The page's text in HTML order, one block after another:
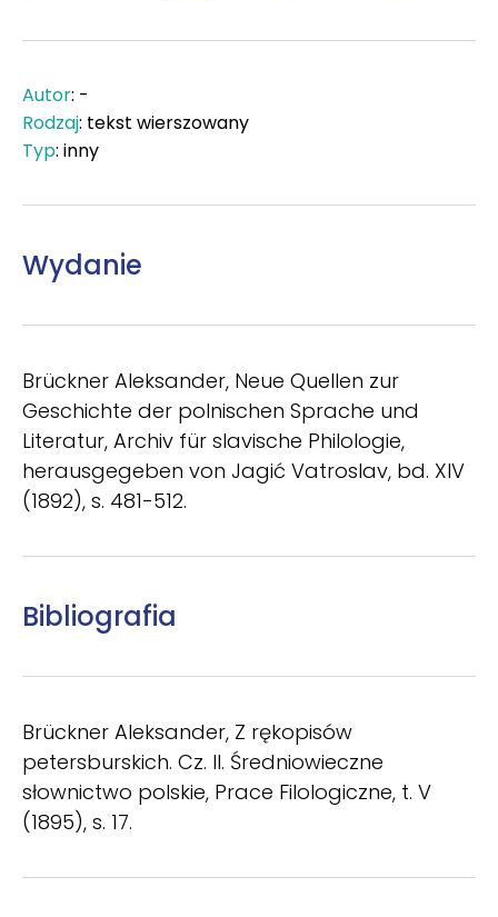
Autor: -
Rodzaj: tekst wierszowany
Typ: inny
Wydanie
Brückner Aleksander, Neue Quellen zur
Geschichte der polnischen Sprache und
Literatur, Archiv für slavische Philologie,
herausgegeben von Jagić Vatroslav, bd. XIV
(1892), s. 481-512.
Bibliografia
Brückner Aleksander, Z rękopisów
petersburskich. Cz. II. Średniowieczne
słownictwo polskie, Prace Filologiczne, t. V
(1895), s. 17.